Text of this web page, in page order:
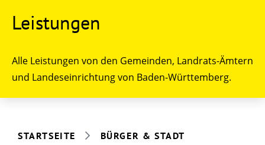
Leistungen
Alle Leistungen von den Gemeinden, Landrats-Ämtern
und Landeseinrichtung von Baden-Württemberg.
STARTSEITE
BÜRGER & STADT